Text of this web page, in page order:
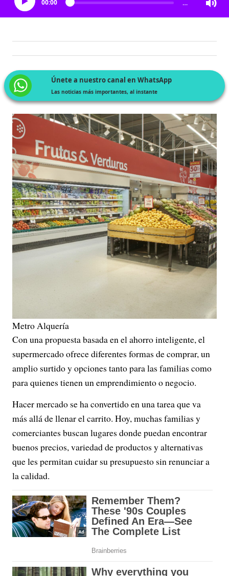
00:00 …
Únete a nuestro canal en WhatsApp
Las noticias más importantes, al instante
Metro Alquería
Con una propuesta basada en el ahorro inteligente, el
supermercado ofrece diferentes formas de comprar, un
amplio surtido y opciones tanto para las familias como
para quienes tienen un emprendimiento o negocio.
Hacer mercado se ha convertido en una tarea que va
más allá de llenar el carrito. Hoy, muchas familias y
comerciantes buscan lugares donde puedan encontrar
buenos precios, variedad de productos y alternativas
que les permitan cuidar su presupuesto sin renunciar a
la calidad.